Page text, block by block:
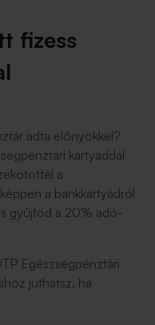
fizess
adta előnyökkel?
kártyáddal
a
a bankkártyádról
gyűjtöd a 20% adó-
Egészségpénztári
juthatsz, ha